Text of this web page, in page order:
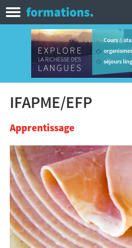
IFAPME/EFP
Apprentissage